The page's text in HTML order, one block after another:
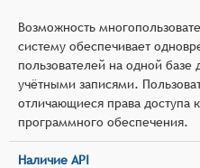
Возможность
систему обеспечивает
пользователей на одной
учётными записями.
отличающиеся права
программного обеспечения.
Наличие API